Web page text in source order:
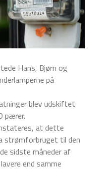
Hans, Bjørn og
på
blev udskiftet
pærer.
at dette
strømforbruget til den
sidste måneder af
end samme